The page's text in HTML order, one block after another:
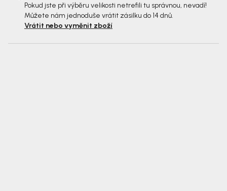
Pokud jste při výběru velikosti netrefili tu správnou, nevadí!
Můžete nám jednoduše vrátit zásilku do 14 dnů.
Vrátit nebo vyměnit zboží